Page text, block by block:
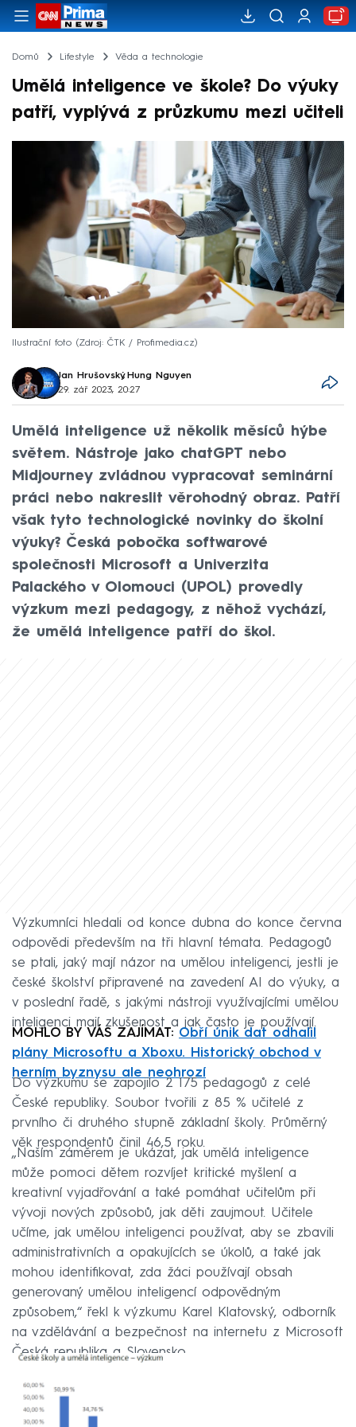
Domů Lifestyle Věda a technologie
Umělá inteligence ve škole? Do výuky
patří, vyplývá z průzkumu mezi učiteli
Ilustrační foto Zdroj: ČTK / Profimedia.cz
Jan Hrušovský, Hung Nguyen
29. zář 2023, 20:27
Umělá inteligence už několik měsíců hýbe
světem. Nástroje jako chatGPT nebo
Midjourney zvládnou vypracovat seminární
práci nebo nakreslit věrohodný obraz. Patří
však tyto technologické novinky do školní
výuky? Česká pobočka softwarové
společnosti Microsoft a Univerzita
Palackého v Olomouci (UPOL) provedly
výzkum mezi pedagogy, z něhož vychází,
že umělá inteligence patří do škol.
Výzkumníci hledali od konce dubna do konce června
odpovědi především na tři hlavní témata. Pedagogů
se ptali, jaký mají názor na umělou inteligenci, jestli je
české školství připravené na zavedení AI do výuky, a
v poslední řadě, s jakými nástroji využívajícími umělou
inteligenci mají zkušenost a jak často je používají.
MOHLO BY VÁS ZAJÍMAT: Obří únik dat odhalil
plány Microsoftu a Xboxu. Historický obchod v
herním byznysu ale neohrozí
Do výzkumu se zapojilo 2 175 pedagogů z celé
České republiky. Soubor tvořili z 85 % učitelé z
prvního či druhého stupně základní školy. Průměrný
věk respondentů činil 46,5 roku.
„Naším záměrem je ukázat, jak umělá inteligence
může pomoci dětem rozvíjet kritické myšlení a
kreativní vyjadřování a také pomáhat učitelům při
vývoji nových způsobů, jak děti zaujmout. Učitele
učíme, jak umělou inteligenci používat, aby se zbavili
administrativních a opakujících se úkolů, a také jak
mohou identifikovat, zda žáci používají obsah
generovaný umělou inteligencí odpovědným
způsobem,“ řekl k výzkumu Karel Klatovský, odborník
na vzdělávání a bezpečnost na internetu z Microsoft
Česká republika a Slovensko.